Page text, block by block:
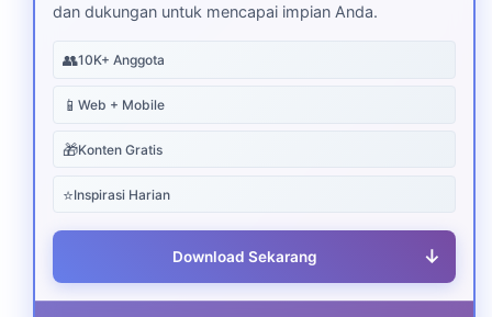
dan dukungan untuk mencapai impian Anda.
👥10K+ Anggota
📱 Web + Mobile
🎁Konten Gratis
⭐Inspirasi Harian
Download Sekarang ↓